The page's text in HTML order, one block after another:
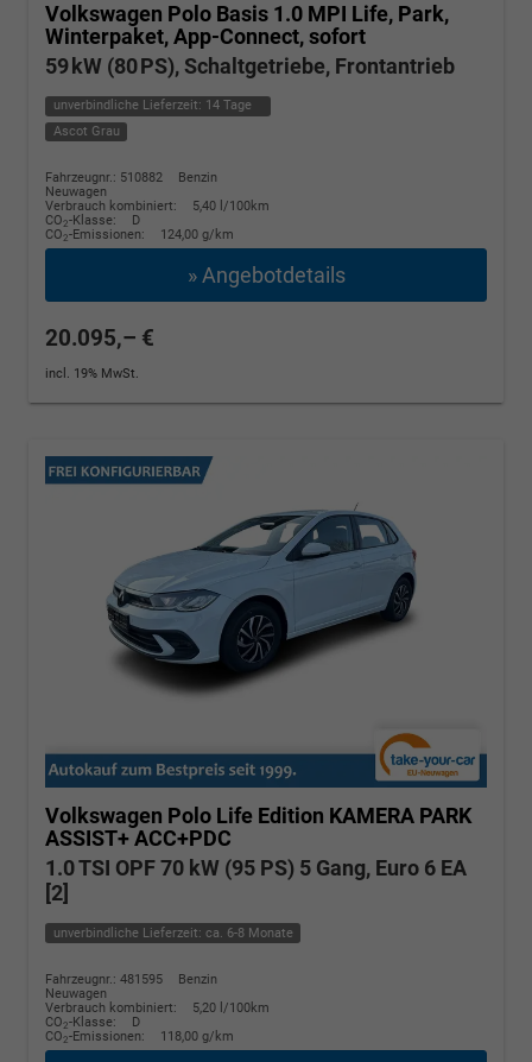
Volkswagen Polo Basis 1.0 MPI Life, Park,
Winterpaket, App-Connect, sofort
59 kW (80 PS), Schaltgetriebe, Frontantrieb
unverbindliche Lieferzeit: 14 Tage
Ascot Grau
Fahrzeugnr.: 510882
Benzin
Neuwagen
Verbrauch kombiniert:
5,40 l/100km
CO2-Klasse:
D
CO2-Emissionen: 124,00 g/km
» Angebotdetails
20.095,– €
incl. 19% MwSt.
Volkswagen Polo Life Edition KAMERA PARK
ASSIST+ ACC+PDC
1.0 TSI OPF 70 kW (95 PS) 5 Gang, Euro 6 EA
[2]
unverbindliche Lieferzeit: ca. 6-8 Monate
Fahrzeugnr.: 481595
Benzin
Neuwagen
Verbrauch kombiniert:
5,20 l/100km
CO2-Klasse:
D
CO2-Emissionen: 118,00 g/km